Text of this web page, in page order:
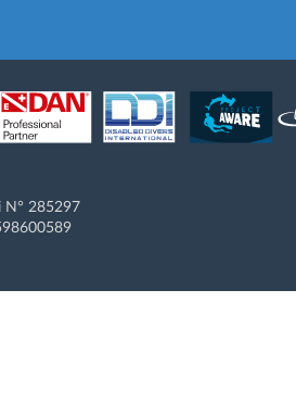
N° 285297